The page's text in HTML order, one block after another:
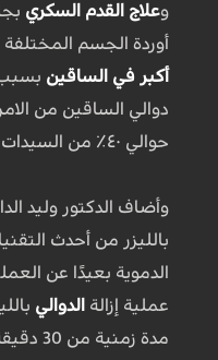
وعلاج القدم السكري
أوردة الجسم المختلفة
أكبر في الساقين
دوالي الساقين من
حوالي ٤٠٪ من السيدات و ٢٠٪ من الرجال.
وأضاف الدكتور وليد
بالليزر من أحدث
الدموية بعيدًا عن
عملية إزالة الدوالي
مدة